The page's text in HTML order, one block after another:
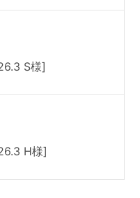
S様]
H様]